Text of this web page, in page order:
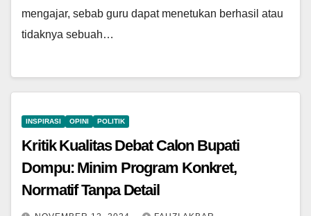
mengajar, sebab guru dapat menetukan berhasil atau
tidaknya sebuah…
INSPIRASI OPINI POLITIK
Kritik Kualitas Debat Calon Bupati
Dompu: Minim Program Konkret,
Normatif Tanpa Detail